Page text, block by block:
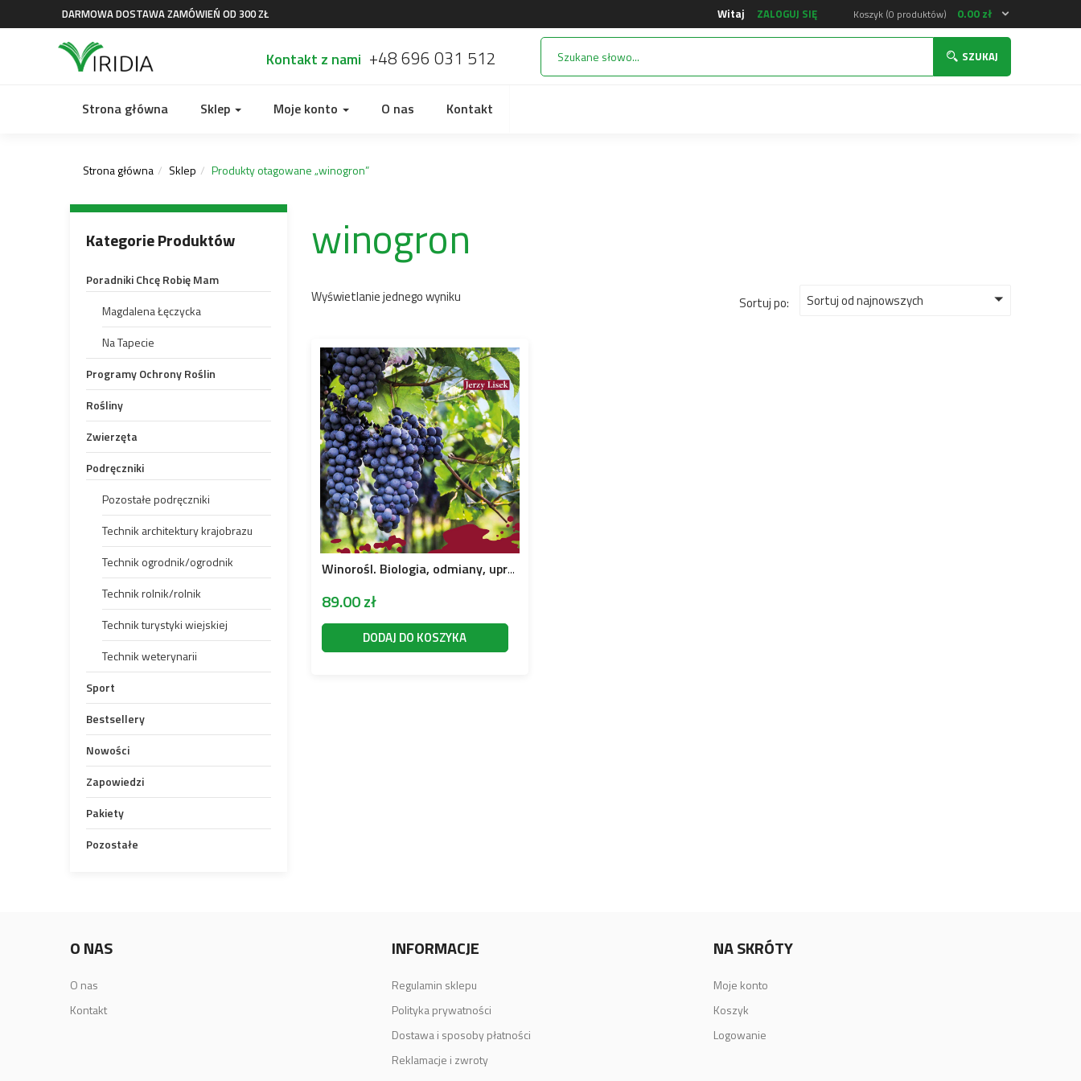
DARMOWA DOSTAWA ZAMÓWIEŃ OD 300 ZŁ Witaj ZALOGUJ SIĘ Koszyk (0 produktów) 0.00zł
Kontakt z nami +48 696 031 512 SZUKAJ
Strona główna Sklep Moje konto O nas Kontakt
Strona główna Sklep Produkty otagowane „winogron”
winogron
Wyświetlanie jednego wyniku Sortuj po: Sortuj od najnowszych
Winorośl. Biologia, odmiany, uprawa
89.00zł
DODAJ DO KOSZYKA
Kategorie Produktów
Poradniki Chcę Robię Mam
Magdalena Łęczycka
Na Tapecie
Programy Ochrony Roślin
Rośliny
Zwierzęta
Podręczniki
Pozostałe podręczniki
Technik architektury krajobrazu
Technik ogrodnik/ogrodnik
Technik rolnik/rolnik
Technik turystyki wiejskiej
Technik weterynarii
Sport
Bestsellery
Nowości
Zapowiedzi
Pakiety
Pozostałe
O NAS
O nas
Kontakt
INFORMACJE
Regulamin sklepu
Polityka prywatności
Dostawa i sposoby płatności
Reklamacje i zwroty
NA SKRÓTY
Moje konto
Koszyk
Logowanie